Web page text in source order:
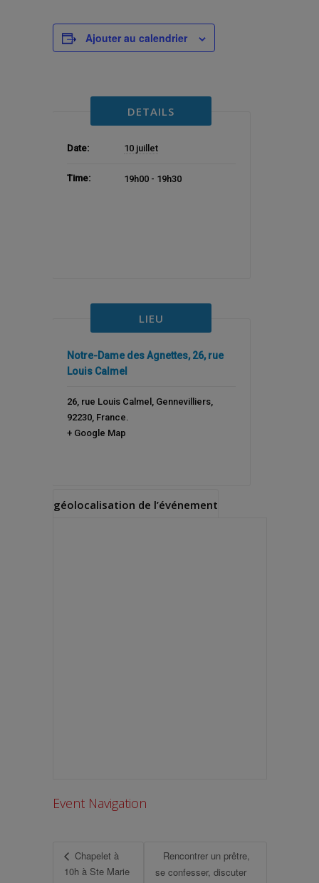
Ajouter au calendrier
DETAILS
Date: 10 juillet
Time: 19h00 - 19h30
LIEU
Notre-Dame des Agnettes, 26, rue
Louis Calmel
26, rue Louis Calmel , Gennevilliers,
92230, France.
+ Google Map
géolocalisation de l’événement
Event Navigation
Chapelet à
10h à Ste Marie
Rencontrer un prêtre,
se confesser, discuter